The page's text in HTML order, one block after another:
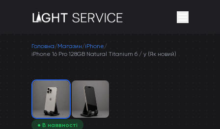
Головна/Магазин/iPhone/
iPhone 16 Pro 128GB Natural Titanium б / у (Як новий)
● В наявності